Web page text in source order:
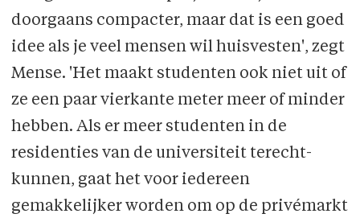
doorgaans compacter, maar dat is een goed
idee als je veel mensen wil huisvesten', zegt
Mense. 'Het maakt studenten ook niet uit of
ze een paar vierkante meter meer of minder
hebben. Als er meer studenten in de
residen­ties van de universiteit terecht­
kunnen, gaat het voor iedereen
gemakkelijker worden om op de privémarkt